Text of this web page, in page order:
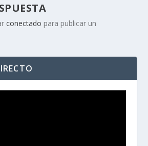
conectado para publicar un